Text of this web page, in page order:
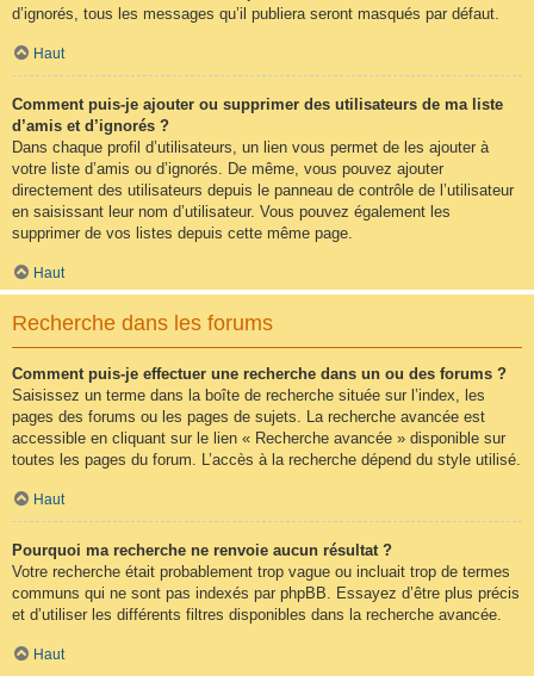
d’ignorés, tous les messages qu’il publiera seront masqués par défaut.
Haut
Comment puis-je ajouter ou supprimer des utilisateurs de ma liste
d’amis et d’ignorés ?
Dans chaque profil d’utilisateurs, un lien vous permet de les ajouter à
votre liste d’amis ou d’ignorés. De même, vous pouvez ajouter
directement des utilisateurs depuis le panneau de contrôle de l’utilisateur
en saisissant leur nom d’utilisateur. Vous pouvez également les
supprimer de vos listes depuis cette même page.
Haut
Recherche dans les forums
Comment puis-je effectuer une recherche dans un ou des forums ?
Saisissez un terme dans la boîte de recherche située sur l’index, les
pages des forums ou les pages de sujets. La recherche avancée est
accessible en cliquant sur le lien « Recherche avancée » disponible sur
toutes les pages du forum. L’accès à la recherche dépend du style utilisé.
Haut
Pourquoi ma recherche ne renvoie aucun résultat ?
Votre recherche était probablement trop vague ou incluait trop de termes
communs qui ne sont pas indexés par phpBB. Essayez d’être plus précis
et d’utiliser les différents filtres disponibles dans la recherche avancée.
Haut